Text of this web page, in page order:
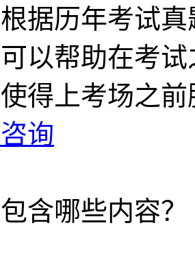
据历年考试
以帮助在考
得上考场之
询
含哪些内容？